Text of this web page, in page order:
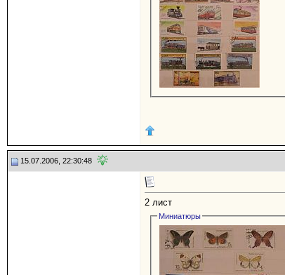
15.07.2006, 22:30:48
2 лист
Миниатюры